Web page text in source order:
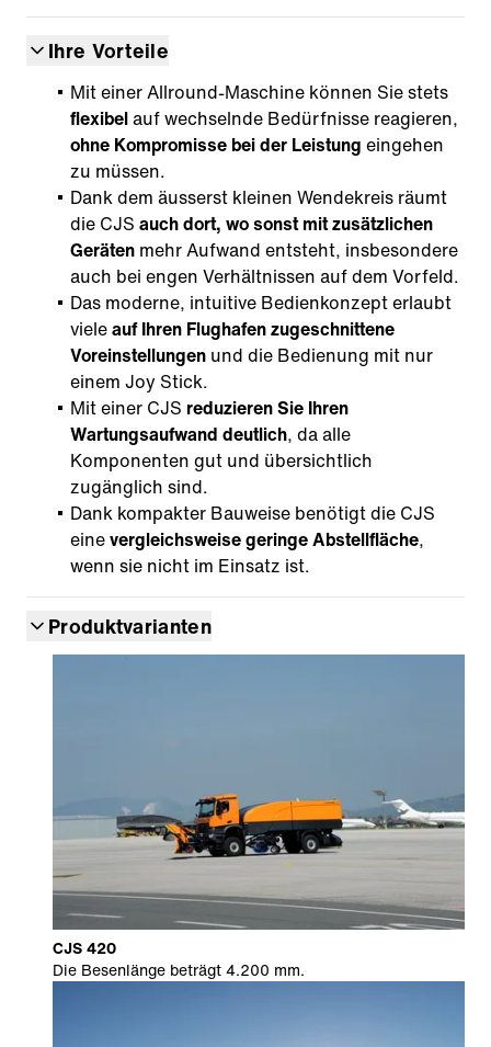
Ihre Vorteile
Mit einer Allround-Maschine können Sie stets
flexibelauf wechselnde Bedürfnisse reagieren,
ohne Kompromisse bei der Leistung eingehen
zu müssen.
Dank dem äusserst kleinen Wendekreis räumt
die CJS auch dort, wo sonst mit zusätzlichen
Geräten mehr Aufwand entsteht, insbesondere
auch bei engen Verhältnissen auf dem Vorfeld.
Das moderne, intuitive Bedienkonzept erlaubt
vieleauf Ihren Flughafen zugeschnittene
Voreinstellungen und die Bedienung mit nur
einem Joy Stick.
Mit einer CJS reduzieren Sie Ihren
Wartungsaufwand deutlich, da alle
Komponenten gut und übersichtlich
zugänglich sind.
Dank kompakter Bauweise benötigt die CJS
einevergleichsweisegeringe Abstellfläche,
wenn sie nicht im Einsatz ist.
Produktvarianten
CJS 420
Die Besenlänge beträgt 4.200 mm.